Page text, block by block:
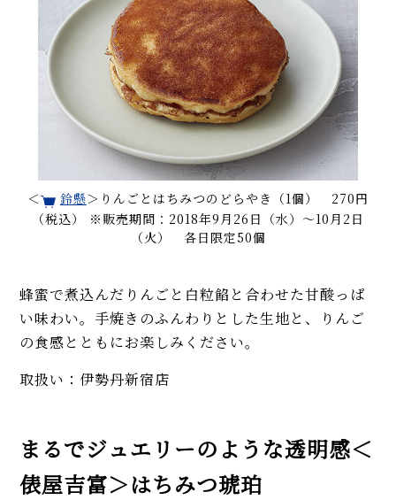
＜ 鈴懸＞りんごとはちみつのどらやき（1個） 270円
（税込） ※販売期間：2018年9月26日（水）〜10月2日
（火） 各日限定50個
蜂蜜で煮込んだりんごと白粒餡と合わせた甘酸っぱ
い味わい。手焼きのふんわりとした生地と、りんご
の食感とともにお楽しみください。
取扱い：伊勢丹新宿店
まるでジュエリーのような透明感＜
俵屋吉富＞はちみつ琥珀